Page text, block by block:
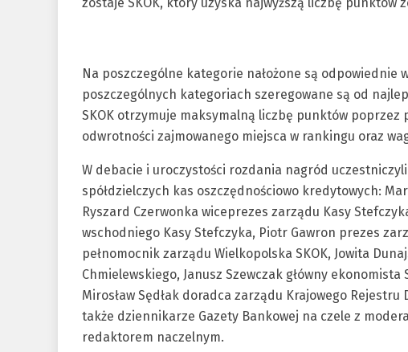
Na poszczególne kategorie nałożone są odpowiednie
poszczególnych kategoriach szeregowane są od
SKOK otrzymuje maksymalną liczbę punktów
odwrotności zajmowanego miejsca w rankingu oraz
W debacie i uroczystości rozdania nagród
spółdzielczych kas oszczędnościowo kredytowych:
Ryszard Czerwonka wiceprezes zarządu Kasy
wschodniego Kasy Stefczyka, Piotr Gawron prezes
pełnomocnik zarządu Wielkopolska SKOK, Jowita
Chmielewskiego, Janusz Szewczak główny
Mirosław Sędłak doradca zarządu Krajowego Rejestru
także dziennikarze Gazety Bankowej na czele z
redaktorem naczelnym.